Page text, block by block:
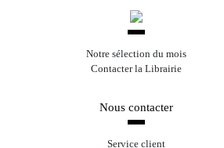
Notre sélection du mois
Contacter la Librairie
Nous contacter
Service client